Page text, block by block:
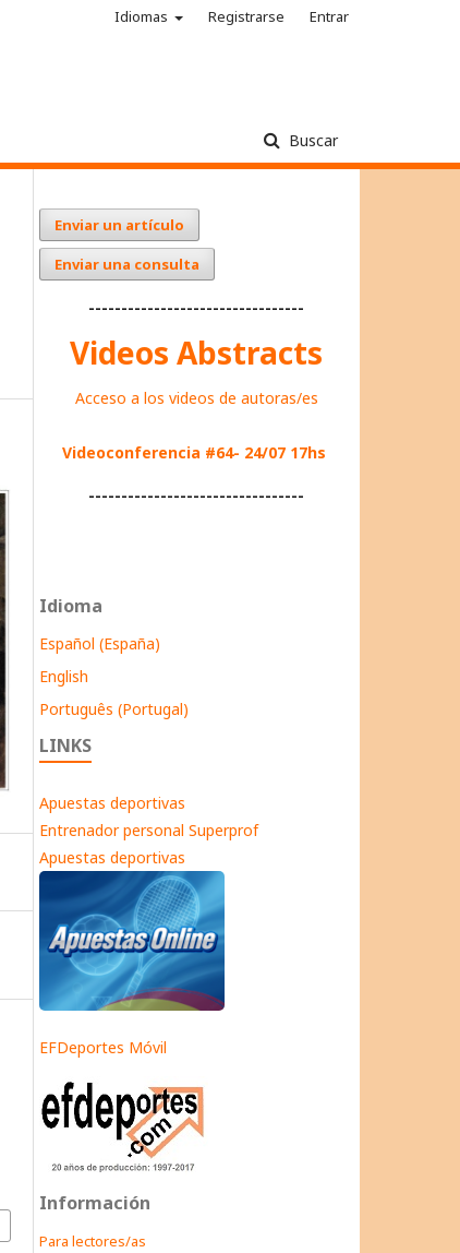
Buscar
Idiomas Registrarse Entrar
Enviar un artículo
Enviar una consulta
---------------------------------
Videos Abstracts
Acceso a los videos de autoras/es
Videoconferencia #64- 24/07 17hs
---------------------------------
Idioma
Español (España)
English
Português (Portugal)
LINKS
Apuestas deportivas
Entrenador personal Superprof
Apuestas deportivas
EFDeportes Móvil
Información
Para lectores/as